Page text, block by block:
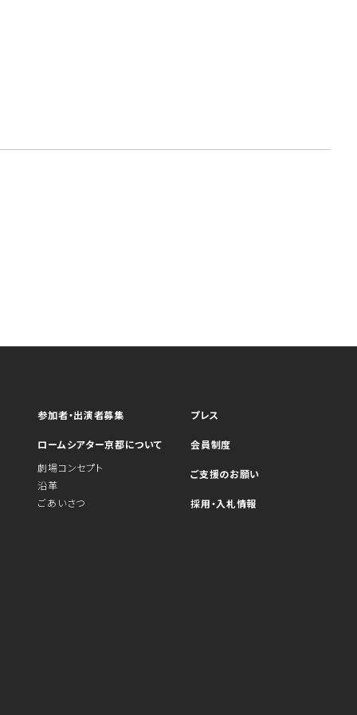
参加者・出演者募集
ロームシアター京都について
劇場コンセプト
沿革
ごあいさつ
プレス
会員制度
ご支援のお願い
採用・入札情報